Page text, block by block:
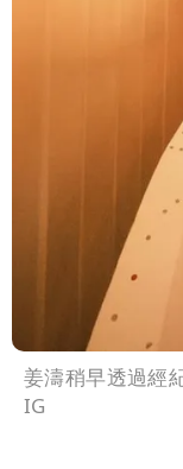
姜濤稍早透過經
IG